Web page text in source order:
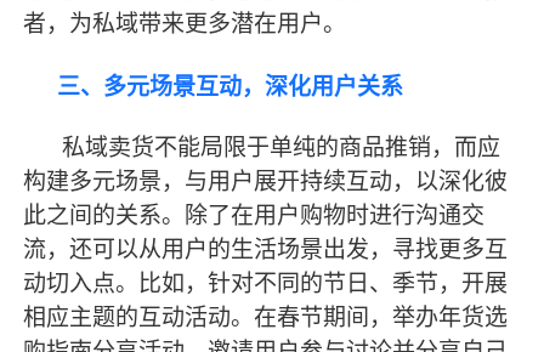
者，为私域带来更多潜在用户。
三、多元场景互动，深化用户关系
私域卖货不能局限于单纯的商品推销，而应
构建多元场景，与用户展开持续互动，以深化彼
此之间的关系。除了在用户购物时进行沟通交
流，还可以从用户的生活场景出发，寻找更多互
动切入点。比如，针对不同的节日、季节，开展
相应主题的互动活动。在春节期间，举办年货选